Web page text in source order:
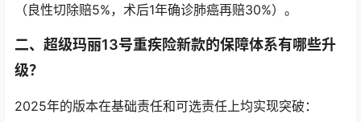
（良性切除赔5%，术后1年确诊肺癌再赔30%）。
二、超级玛丽13号重疾险新款的保障体系有哪些升
级？
2025年的版本在基础责任和可选责任上均实现突破：